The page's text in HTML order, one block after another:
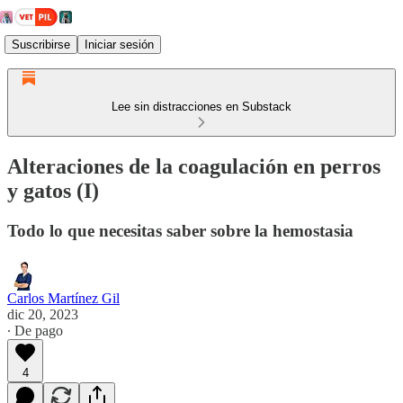
Suscribirse Iniciar sesión
Lee sin distracciones en Substack
Alteraciones de la coagulación en perros
y gatos (I)
Todo lo que necesitas saber sobre la hemostasia
Carlos Martínez Gil
dic 20, 2023
∙ De pago
4